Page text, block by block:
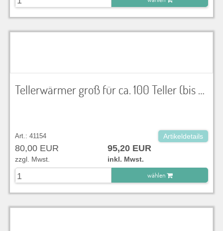
zu Warenkorb hinzugefügt.
Tellerwärmer groß für ca. 100 Teller (bis Ø 31cm), 230 V, 2,5 kW, Innenmaße LxBxH 52x52x60 cm
Art.: 41154 Artikeldetails
80,00 EUR 95,20 EUR
zzgl. Mwst.
inkl. Mwst.
wählen
zu Warenkorb hinzugefügt.